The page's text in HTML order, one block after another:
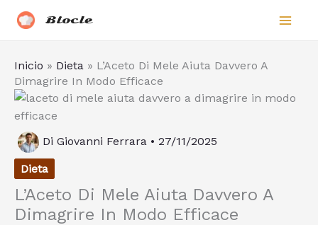
Biocle
Inicio » Dieta » L’Aceto Di Mele Aiuta Davvero A
Dimagrire In Modo Efficace
Di Giovanni Ferrara • 27/11/2025
Dieta
L’Aceto Di Mele Aiuta Davvero A
Dimagrire In Modo Efficace